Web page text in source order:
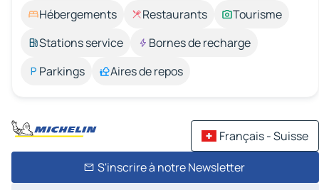
Hébergements Restaurants
Tourisme
Stations service
Bornes de recharge
Parkings
Aires de repos
Français - Suisse
S'inscrire à notre Newsletter